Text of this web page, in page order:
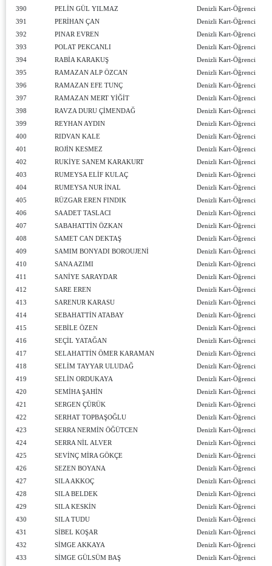
390
PELİN GÜL YILMAZ
Denizli Kart-Öğrenci
391
PERİHAN ÇAN
Denizli Kart-Öğrenci
392
PINAR EVREN
Denizli Kart-Öğrenci
393
POLAT PEKCANLI
Denizli Kart-Öğrenci
394
RABİA KARAKUŞ
Denizli Kart-Öğrenci
395
RAMAZAN ALP ÖZCAN
Denizli Kart-Öğrenci
396
RAMAZAN EFE TUNÇ
Denizli Kart-Öğrenci
397
RAMAZAN MERT YİĞİT
Denizli Kart-Öğrenci
398
RAVZA DURU ÇİMENDAĞ
Denizli Kart-Öğrenci
399
REYHAN AYDIN
Denizli Kart-Öğrenci
400
RIDVAN KALE
Denizli Kart-Öğrenci
401
ROJİN KESMEZ
Denizli Kart-Öğrenci
402
RUKİYE SANEM KARAKURT
Denizli Kart-Öğrenci
403
RUMEYSA ELİF KULAÇ
Denizli Kart-Öğrenci
404
RUMEYSA NUR İNAL
Denizli Kart-Öğrenci
405
RÜZGAR EREN FINDIK
Denizli Kart-Öğrenci
406
SAADET TASLACI
Denizli Kart-Öğrenci
407
SABAHATTİN ÖZKAN
Denizli Kart-Öğrenci
408
SAMET CAN DEKTAŞ
Denizli Kart-Öğrenci
409
SAMIM BONYADI BOROUJENİ
Denizli Kart-Öğrenci
410
SANA AZIMI
Denizli Kart-Öğrenci
411
SANİYE SARAYDAR
Denizli Kart-Öğrenci
412
SARE EREN
Denizli Kart-Öğrenci
413
SARENUR KARASU
Denizli Kart-Öğrenci
414
SEBAHATTİN ATABAY
Denizli Kart-Öğrenci
415
SEBİLE ÖZEN
Denizli Kart-Öğrenci
416
SEÇİL YATAĞAN
Denizli Kart-Öğrenci
417
SELAHATTİN ÖMER KARAMAN
Denizli Kart-Öğrenci
418
SELİM TAYYAR ULUDAĞ
Denizli Kart-Öğrenci
419
SELİN ORDUKAYA
Denizli Kart-Öğrenci
420
SEMİHA ŞAHİN
Denizli Kart-Öğrenci
421
SERGEN ÇÜRÜK
Denizli Kart-Öğrenci
422
SERHAT TOPBAŞOĞLU
Denizli Kart-Öğrenci
423
SERRA NERMİN ÖĞÜTCEN
Denizli Kart-Öğrenci
424
SERRA NİL ALVER
Denizli Kart-Öğrenci
425
SEVİNÇ MİRA GÖKÇE
Denizli Kart-Öğrenci
426
SEZEN BOYANA
Denizli Kart-Öğrenci
427
SILA AKKOÇ
Denizli Kart-Öğrenci
428
SILA BELDEK
Denizli Kart-Öğrenci
429
SILA KESKİN
Denizli Kart-Öğrenci
430
SILA TUDU
Denizli Kart-Öğrenci
431
SİBEL KOŞAR
Denizli Kart-Öğrenci
432
SİMGE AKKAYA
Denizli Kart-Öğrenci
433
SİMGE GÜLSÜM BAŞ
Denizli Kart-Öğrenci